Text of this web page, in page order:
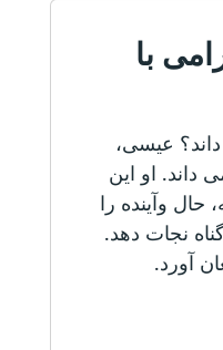
با
عیسی،
داند. او این
وآینده را
نجات دهد.
آورد.